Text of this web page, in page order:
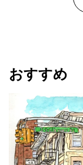
おすすめ